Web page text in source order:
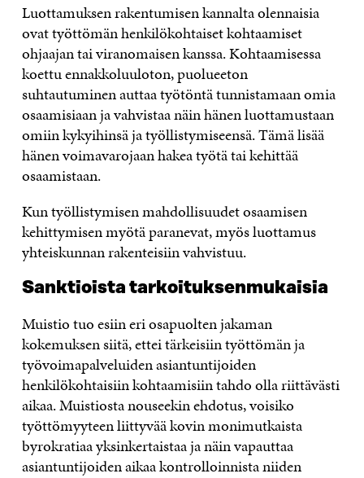
Luottamuksen rakentumisen kannalta olennaisia
ovat työttömän henkilökohtaiset kohtaamiset
ohjaajan tai viranomaisen kanssa. Kohtaamisessa
koettu ennakkoluuloton, puolueeton
suhtautuminen auttaa työtöntä tunnistamaan omia
osaamisiaan ja vahvistaa näin hänen luottamustaan
omiin kykyihinsä ja työllistymiseensä. Tämä lisää
hänen voimavarojaan hakea työtä tai kehittää
osaamistaan.
Kun työllistymisen mahdollisuudet osaamisen
kehittymisen myötä paranevat, myös luottamus
yhteiskunnan rakenteisiin vahvistuu.
Sanktioista tarkoituksenmukaisia
Muistio tuo esiin eri osapuolten jakaman
kokemuksen siitä, ettei tärkeisiin työttömän ja
työvoimapalveluiden asiantuntijoiden
henkilökohtaisiin kohtaamisiin tahdo olla riittävästi
aikaa. Muistiosta nouseekin ehdotus, voisiko
työttömyyteen liittyvää kovin monimutkaista
byrokratiaa yksinkertaistaa ja näin vapauttaa
asiantuntijoiden aikaa kontrolloinnista niiden